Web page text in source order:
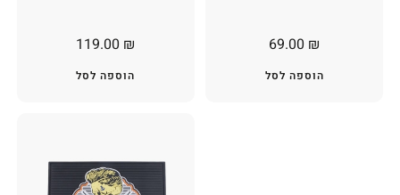
119.00 ₪
הוספה לסל
69.00 ₪
הוספה לסל